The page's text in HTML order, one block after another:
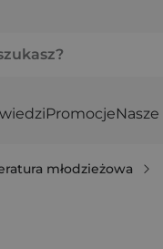
PromocjeNasze
młodzieżowa